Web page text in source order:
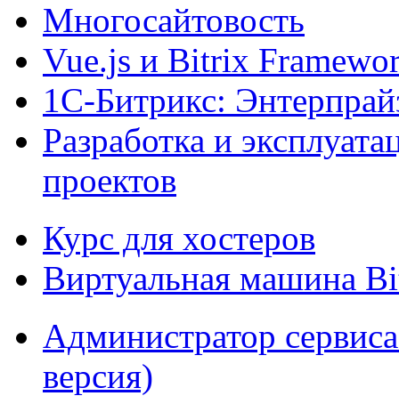
Многосайтовость
Vue.js и Bitrix
1С-Битрикс:
Разработка и
проектов
Курс для хостеров
Виртуальная машина
Администратор
версия)